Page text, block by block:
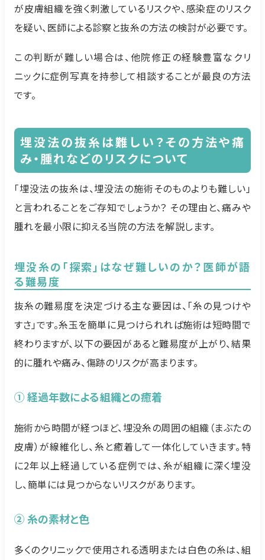
が皮膚組織を強く刺激しているリスクや、感染症のリスク
を疑い、医師による診察と抜糸の方法の検討が必要です。
この判断が難しい場合は、他院修正の経験豊富なクリ
ニックに症例写真を持参して相談することが最良の方法
です。
埋没法の抜糸は難しい？その方法や痛
み・腫れなどのリスクについて
「埋没法の抜糸は、埋没法の施術そのものよりも難しい」
と言われることをご存知でしょうか？ その理由と、痛みや
腫れを最小限に抑える当院の方法を解説します。
埋没糸の「探索」はなぜ難しいのか？医師が語
る難易度
抜糸の難易度を決定づける主な要因は、「糸の見つけや
すさ」です。糸玉を簡単に見つけられれば施術は短時間で
終わりますが、以下の要因があると難易度が上がり、結果
的に腫れや痛み、傷跡のリスクが高まります。
① 経過年数による組織との癒着
施術から時間が経つほど、埋没糸の周囲の組織（まぶたの
皮膚）が線維化し、糸と癒着して一体化していきます。特
に2年以上経過している症例では、糸が組織に深く埋没
し、簡単には見つからないリスクがあります。
② 糸の素材と色
多くのクリニックで使用される透明または白色の糸は、組